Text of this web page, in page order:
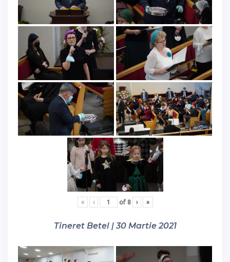
« ‹ of 8 › »
Tineret Betel | 30 Martie 2021